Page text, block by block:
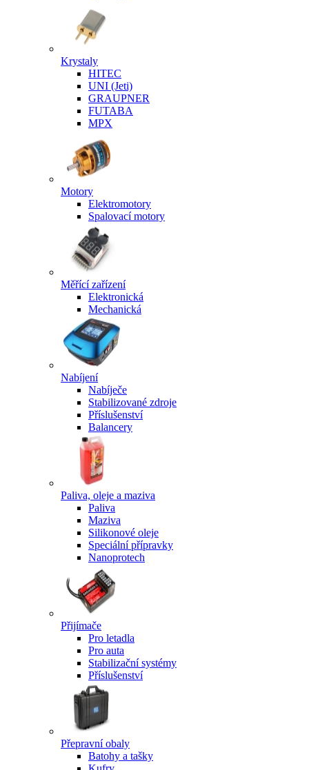
Krystaly
HITEC
UNI (Jeti)
GRAUPNER
FUTABA
MPX
Motory
Elektromotory
Spalovací motory
Měřící zařízení
Elektronická
Mechanická
Nabíjení
Nabíječe
Stabilizované zdroje
Příslušenství
Balancery
Paliva, oleje a maziva
Paliva
Maziva
Silikonové oleje
Speciální přípravky
Nanoprotech
Přijímače
Pro letadla
Pro auta
Stabilizační systémy
Příslušenství
Přepravní obaly
Batohy a tašky